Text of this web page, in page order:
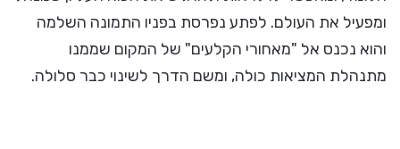
ומפעיל את העולם. לפתע נפרסת בפניו התמונה השלמה
והוא נכנס אל "מאחורי הקלעים" של המקום שממנו
מתנהלת המציאות כולה, ומשם הדרך לשינוי כבר סלולה.